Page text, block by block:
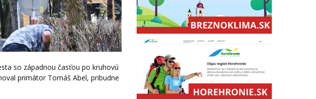
so západnou časťou po kruhovú
primátor Tomáš Abel, pribudne